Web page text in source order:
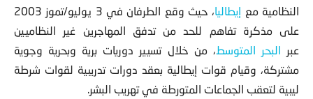
النظامية مع إيطاليا
، حيث وقع الطرفان في 3 يوليو/تموز 2003
على مذكرة تفاهم للحد من تدفق المهاجرين غير النظاميين
عبر البحر المتوسط، من خلال تسيير دوريات برية وبحرية وجوية
مشتركة، وقيام قوات إيطالية بعقد دورات تدريبية لقوات شرطة
ليبية لتعقب الجماعات المتورطة في تهريب البشر.